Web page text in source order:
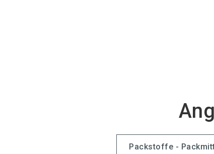
Packstoffe -